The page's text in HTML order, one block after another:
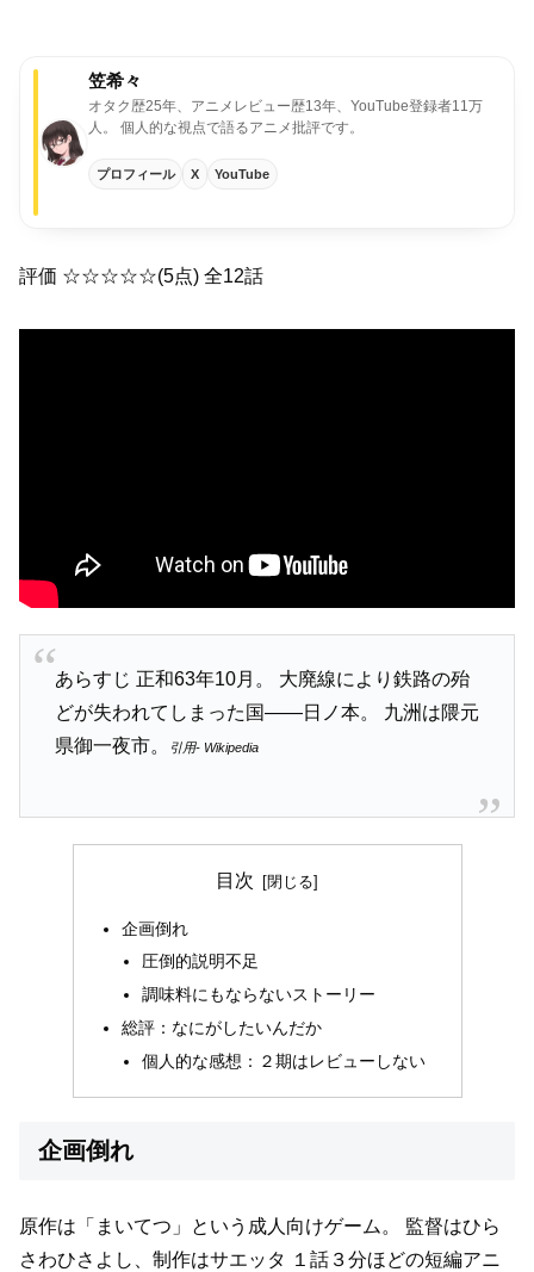
笠希々
オタク歴25年、アニメレビュー歴13年、YouTube登録者11万
人。
個人的な視点で語るアニメ批評です。
プロフィール X YouTube
評価 ☆☆☆☆☆(5点) 全12話
あらすじ 正和63年10月。 大廃線により鉄路の殆
どが失われてしまった国――日ノ本。 九洲は隈元
県御一夜市。
引用- Wikipedia
目次
企画倒れ
圧倒的説明不足
調味料にもならないストーリー
総評：なにがしたいんだか
個人的な感想：２期はレビューしない
企画倒れ
原作は「まいてつ」という成人向けゲーム。
監督はひら
さわひさよし、制作はサエッタ １話３分ほどの短編アニ